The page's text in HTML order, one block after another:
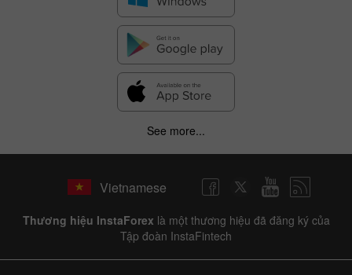
See more...
Vietnamese
Thương hiệu InstaForex là một thương hiệu đã đăng ký của
Tập đoàn InstaFintech